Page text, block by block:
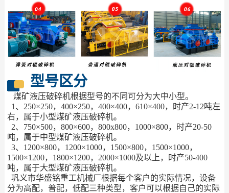
型号区分
煤矿液压破碎机根据型号的不同可分为大中小型。
1、250×250，400×250，400×400，610×400，时产2-12吨左
右，属于小型煤矿液压破碎机。
2、750×500，800×600，800x800，1000×800，时产20-50
吨，属于中型煤矿液压破碎机。
3、1200×800，1200×1000，1500×800，1500×1000，
1500×1200，1800×1200，2000×1000及以上，时产50-400
吨，属于大型煤矿液压破碎机。
巩义市华盛铭重工机械厂根据每个客户的实际情况，设备
分为高配，普配，低配三种类型，客户可以根据自己的实际